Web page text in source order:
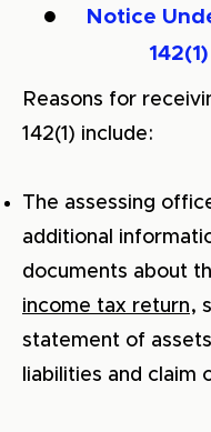
●
Notice
142(1)
Reasons for
142(1) include:
The assessing
additional
documents about
income tax return,
statement of
liabilities and claim